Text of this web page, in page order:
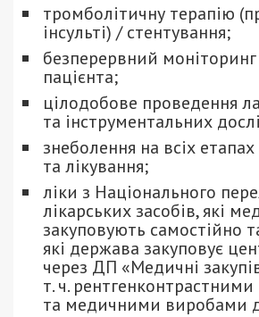
тромболітичну терапію
інсульті) / стентування;
безперервний моніторинг
пацієнта;
цілодобове проведення
та інструментальних
знеболення на всіх
та лікування;
ліки з Національного
лікарських засобів, які
закуповують самостійно
які держава закуповує
через ДП «Медичні
т. ч.
та медичними виробами